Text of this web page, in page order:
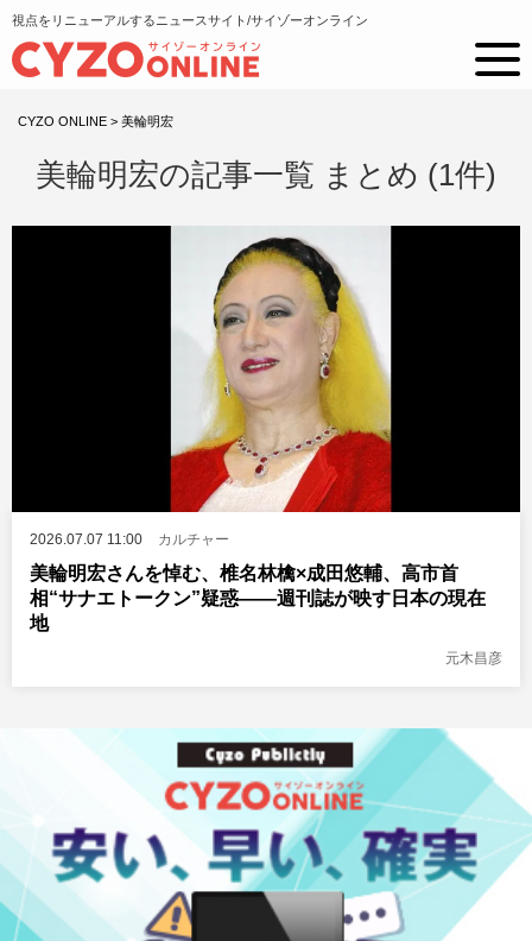
視点をリニューアルするニュースサイト/サイゾーオンライン
CYZO ONLINE > 美輪明宏
美輪明宏の記事一覧 まとめ (1件)
2026.07.07 11:00 カルチャー
美輪明宏さんを悼む、椎名林檎×成田悠輔、高市首
相“サナエトークン”疑惑――週刊誌が映す日本の現在
地
元木昌彦